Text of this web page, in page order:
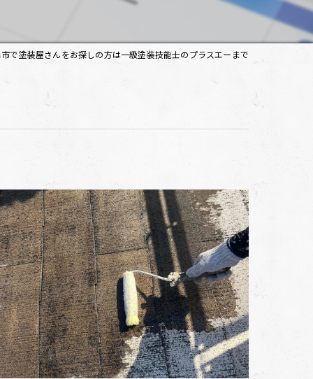
で塗装屋さんをお探しの方は一級塗装技能士のプラスエーまで